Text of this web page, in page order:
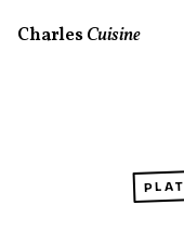
CharlesCuisine
PLAT